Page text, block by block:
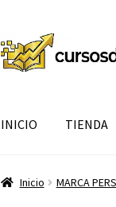
Ir
a
Ir
al
INICIO TIENDA
Inicio MARCA